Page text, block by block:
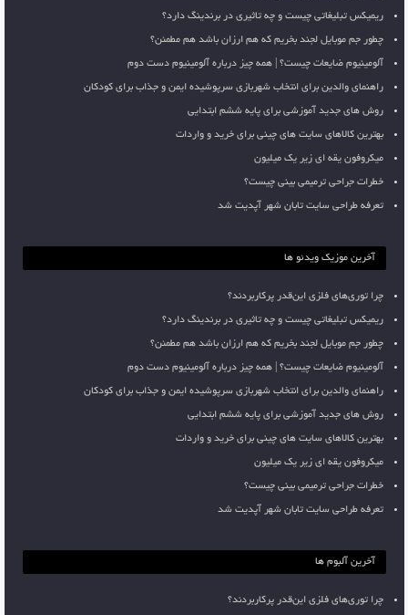
ریمیکس تبلیغاتی چیست و چه تاثیری در برندینگ دارد؟
چطور جم موبایل لجند بخریم که هم ارزان باشد هم مطمئن؟
آلومینیوم ضایعات چیست؟ | همه چیز درباره آلومینیوم دست دوم
راهنمای والدین برای انتخاب شهربازی سرپوشیده ایمن و جذاب برای کودکان
روش های جدید آموزشی برای پایه ششم ابتدایی
بهترین کالاهای سایت های چینی برای خرید و واردات
میکروفون یقه ای زیر یک میلیون
خطرات جراحی ترمیمی بینی چیست؟
تعرفه طراحی سایت تابان شهر آپدیت شد
آخرین موزیک ویدئو ها
چرا توری‌های فلزی این‌قدر پرکاربردند؟
ریمیکس تبلیغاتی چیست و چه تاثیری در برندینگ دارد؟
چطور جم موبایل لجند بخریم که هم ارزان باشد هم مطمئن؟
آلومینیوم ضایعات چیست؟ | همه چیز درباره آلومینیوم دست دوم
راهنمای والدین برای انتخاب شهربازی سرپوشیده ایمن و جذاب برای کودکان
روش های جدید آموزشی برای پایه ششم ابتدایی
بهترین کالاهای سایت های چینی برای خرید و واردات
میکروفون یقه ای زیر یک میلیون
خطرات جراحی ترمیمی بینی چیست؟
تعرفه طراحی سایت تابان شهر آپدیت شد
آخرین آلبوم ها
چرا توری‌های فلزی این‌قدر پرکاربردند؟